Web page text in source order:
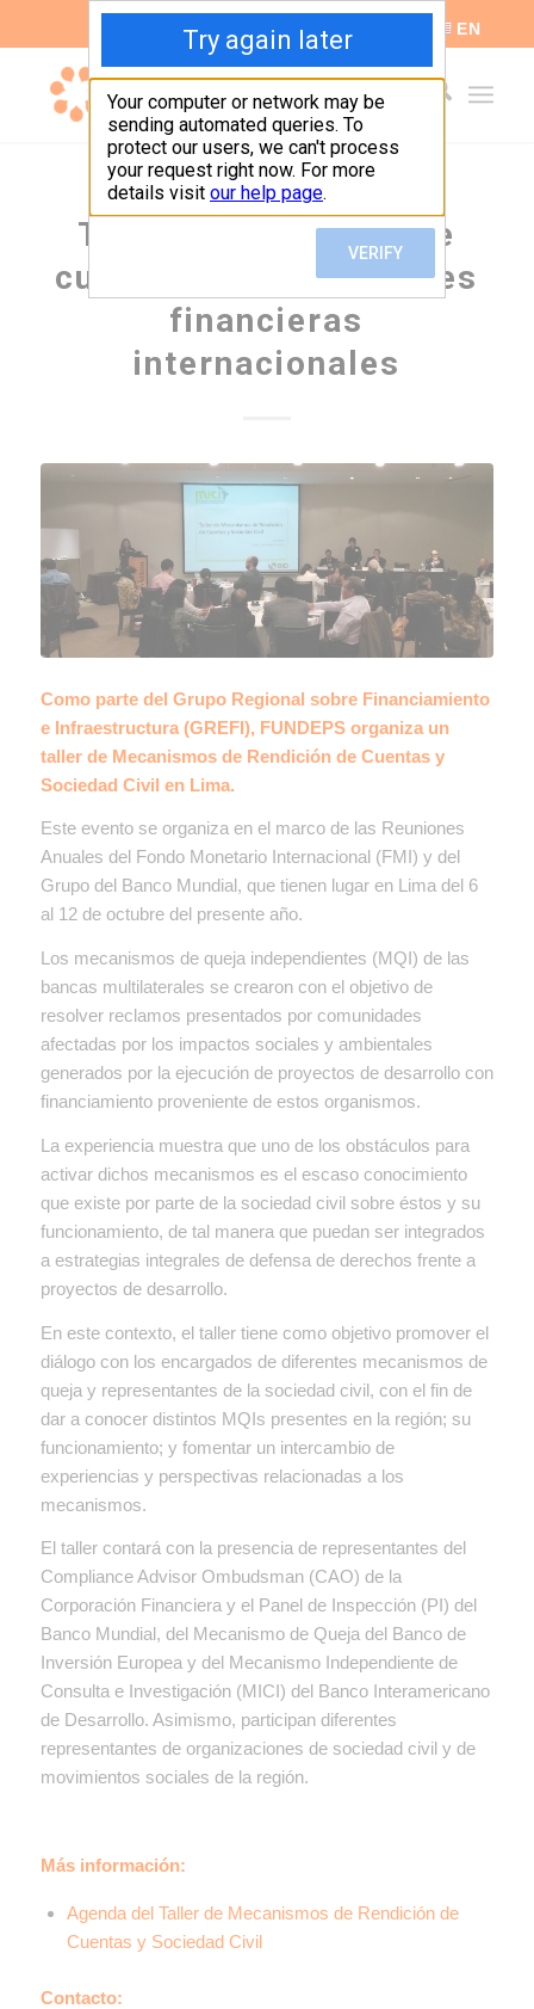
EN
Taller de rendición de
cuentas de instituciones
financieras
internacionales
Como parte del Grupo Regional sobre Financiamiento
e Infraestructura (GREFI), FUNDEPS organiza un
taller de Mecanismos de Rendición de Cuentas y
Sociedad Civil en Lima.
Este evento se organiza en el marco de las Reuniones
Anuales del Fondo Monetario Internacional (FMI) y del
Grupo del Banco Mundial, que tienen lugar en Lima del 6
al 12 de octubre del presente año.
Los mecanismos de queja independientes (MQI) de las
bancas multilaterales se crearon con el objetivo de
resolver reclamos presentados por comunidades
afectadas por los impactos sociales y ambientales
generados por la ejecución de proyectos de desarrollo con
financiamiento proveniente de estos organismos.
La experiencia muestra que uno de los obstáculos para
activar dichos mecanismos es el escaso conocimiento
que existe por parte de la sociedad civil sobre éstos y su
funcionamiento, de tal manera que puedan ser integrados
a estrategias integrales de defensa de derechos frente a
proyectos de desarrollo.
En este contexto, el taller tiene como objetivo promover el
diálogo con los encargados de diferentes mecanismos de
queja y representantes de la sociedad civil, con el fin de
dar a conocer distintos MQIs presentes en la región; su
funcionamiento; y fomentar un intercambio de
experiencias y perspectivas relacionadas a los
mecanismos.
El taller contará con la presencia de representantes del
Compliance Advisor Ombudsman (CAO) de la
Corporación Financiera y el Panel de Inspección (PI) del
Banco Mundial, del Mecanismo de Queja del Banco de
Inversión Europea y del Mecanismo Independiente de
Consulta e Investigación (MICI) del Banco Interamericano
de Desarrollo. Asimismo, participan diferentes
representantes de organizaciones de sociedad civil y de
movimientos sociales de la región.
Más información:
Agenda del Taller de Mecanismos de Rendición de
Cuentas y Sociedad Civil
Contacto: